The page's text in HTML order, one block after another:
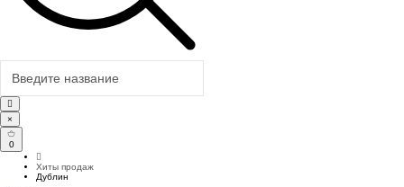
×
0
Хиты продаж
Дублин